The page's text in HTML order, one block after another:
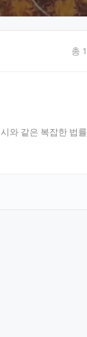
총 1
와 같은 복잡한 법률